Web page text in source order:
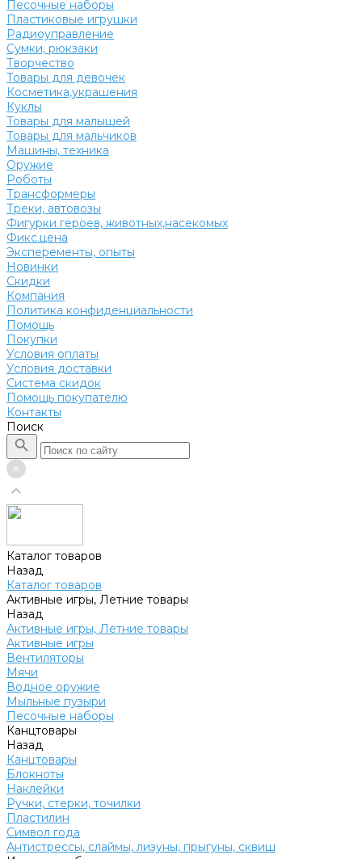
Песочные наборы
Пластиковые игрушки
Радиоуправление
Сумки, рюкзаки
Творчество
Товары для девочек
Косметика,украшения
Куклы
Товары для малышей
Товары для мальчиков
Машины, техника
Оружие
Роботы
Трансформеры
Треки, автовозы
Фигурки героев, животных,насекомых
Фикс.цена
Эксперементы, опыты
Новинки
Скидки
Компания
Политика конфиденциальности
Помощь
Покупки
Условия оплаты
Условия доставки
Система скидок
Помощь покупателю
Контакты
Поиск
Каталог товаров
Назад
Каталог товаров
Активные игры, Летние товары
Назад
Активные игры, Летние товары
Активные игры
Вентиляторы
Мячи
Водное оружие
Мыльные пузыри
Песочные наборы
Канцтовары
Назад
Канцтовары
Блокноты
Наклейки
Ручки, стерки, точилки
Пластилин
Символ года
Антистрессы, слаймы, лизуны, прыгуны, сквиш